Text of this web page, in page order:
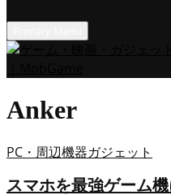
Anker
PC・周辺機器ガジェット
スマホを最強ゲーム